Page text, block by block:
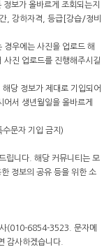
보가 올바르게 조회되는지
, 강하자격, 등급[강습/정비
우에는 사진을 업로드 해
사진 업로드를 진행해주시길
당 정보가 제대로 기입되어
서 생년월일을 올바르게
문자 기입 금지)
립니다. 해당 커뮤니티는 모
정보의 공유 등을 위한 소
사(010-6854-3523. 문자메
감사하겠습니다.